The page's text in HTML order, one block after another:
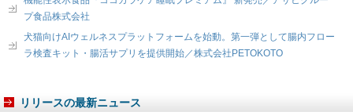
プ食品株式会社
犬猫向けAIウェルネスプラットフォームを始動。第一弾として腸内フロー
ラ検査キット・腸活サプリを提供開始／株式会社PETOKOTO
リリースの最新ニュース